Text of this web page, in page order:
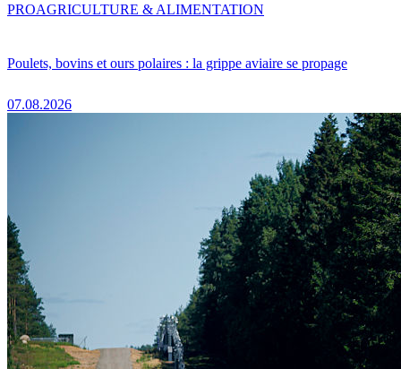
Poulets, bovins et ours polaires : la grippe aviaire se propage
07.08.2026
PROAGRICULTURE & ALIMENTATION